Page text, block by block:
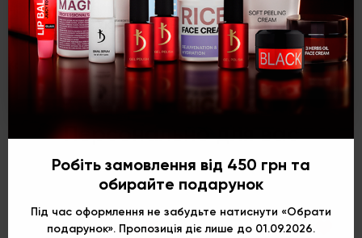
Укр Рус Eng
Наклейки для нігтів (стікери) Nail Art Stickers EP 133
Категорія Все для дизайну
Персонально для вас
Робіть замовлення від 450 грн та
обирайте подарунок
Під час оформлення не забудьте натиснути «Обрати
подарунок». Пропозиція діє лише до 01.09.2026.